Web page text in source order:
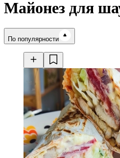
Майонез для
Время готовки
По популярности